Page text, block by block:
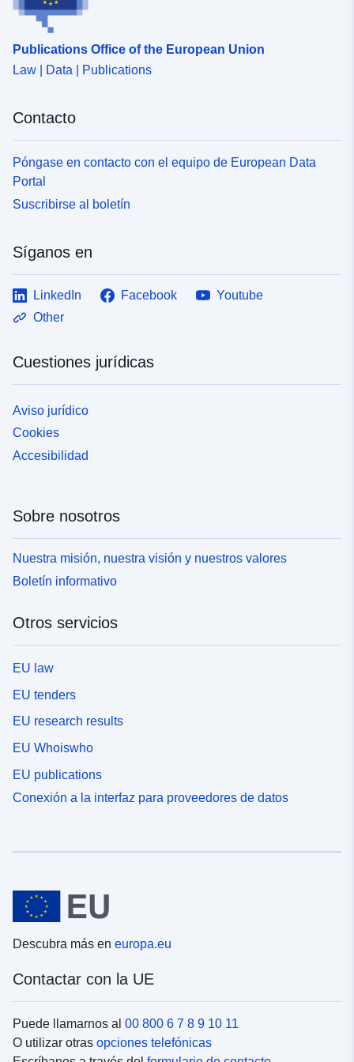
Publications Office of the European Union
Law | Data | Publications
Contacto
Póngase en contacto con el equipo de European Data
Portal
Suscribirse al boletín
Síganos en
LinkedIn Facebook
Youtube
Other
Cuestiones jurídicas
Aviso jurídico
Cookies
Accesibilidad
Sobre nosotros
Nuestra misión, nuestra visión y nuestros valores
Boletín informativo
Otros servicios
EU law
EU tenders
EU research results
EU Whoiswho
EU publications
Conexión a la interfaz para proveedores de datos
Descubra más en europa.eu
Contactar con la UE
Puede llamarnos al 00 800 6 7 8 9 10 11
O utilizar otras opciones telefónicas